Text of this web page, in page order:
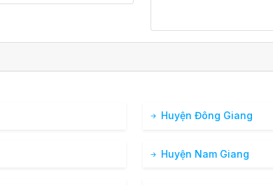
Huyện Đông Giang
Huyện Nam Giang